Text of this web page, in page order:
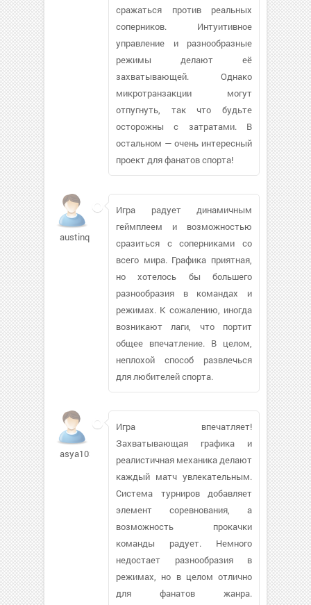
сражаться против реальных
соперников. Интуитивное
управление и разнообразные
режимы делают её
захватывающей. Однако
микротранзакции могут
отпугнуть, так что будьте
осторожны с затратами. В
остальном — очень интересный
проект для фанатов спорта!
austinqw
Игра радует динамичным
геймплеем и возможностью
сразиться с соперниками со
всего мира. Графика приятная,
но хотелось бы большего
разнообразия в командах и
режимах. К сожалению, иногда
возникают лаги, что портит
общее впечатление. В целом,
неплохой способ развлечься
для любителей спорта.
asya103138
Игра впечатляет!
Захватывающая графика и
реалистичная механика делают
каждый матч увлекательным.
Система турниров добавляет
элемент соревнования, а
возможность прокачки
команды радует. Немного
недостает разнообразия в
режимах, но в целом отлично
для фанатов жанра.